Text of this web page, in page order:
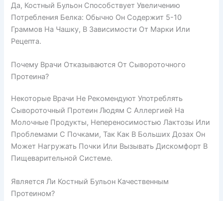
Да, Костный Бульон Способствует Увеличению
Потребления Белка: Обычно Он Содержит 5-10
Граммов На Чашку, В Зависимости От Марки Или
Рецепта.
Почему Врачи Отказываются От Сывороточного
Протеина?
Некоторые Врачи Не Рекомендуют Употреблять
Сывороточный Протеин Людям С Аллергией На
Молочные Продукты, Непереносимостью Лактозы Или
Проблемами С Почками, Так Как В Больших Дозах Он
Может Нагружать Почки Или Вызывать Дискомфорт В
Пищеварительной Системе.
Является Ли Костный Бульон Качественным
Протеином?